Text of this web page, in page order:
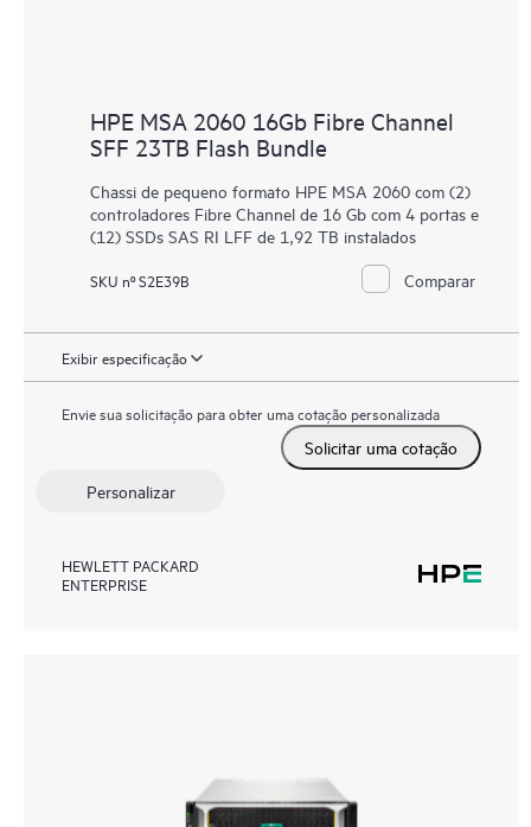
HPE MSA 2060 16Gb Fibre Channel
SFF 23TB Flash Bundle
Chassi de pequeno formato HPE MSA 2060 com (2)
controladores Fibre Channel de 16 Gb com 4 portas e
(12) SSDs SAS RI LFF de 1,92 TB instalados
SKU nº S2E39B Comparar
Exibir especificação
Envie sua solicitação para obter uma cotação personalizada
Solicitar uma cotação
Personalizar
HEWLETT PACKARD
ENTERPRISE